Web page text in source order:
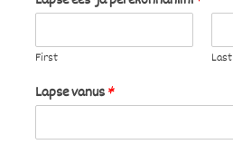
First Last
Lapse vanus*